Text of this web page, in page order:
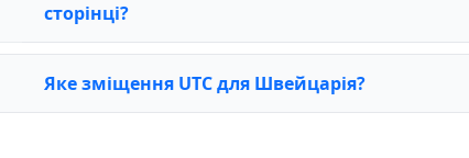
сторінці?
Яке зміщення UTC для Швейцарія?